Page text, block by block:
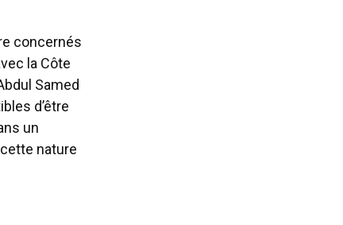
concernés
la Côte
Samed
d’être
un
nature